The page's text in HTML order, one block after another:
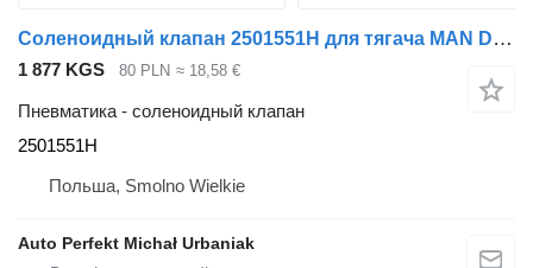
Соленоидный клапан 2501551H для тягача MAN DAF, VOLVO, SCANIA, IVECO, MERCEDES
1 877 KGS 80 PLN ≈ 18,58 €
Пневматика - соленоидный клапан
2501551H
Польша, Smolno Wielkie
Auto Perfekt Michał Urbaniak